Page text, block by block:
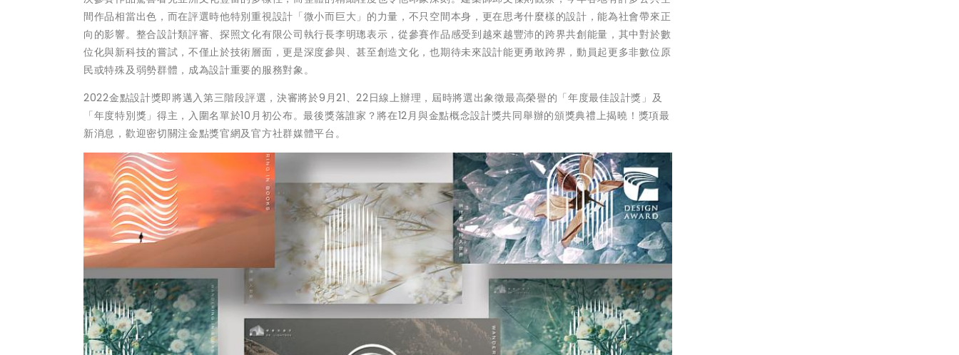
間作品相當出色，而在評選時他特別重視設計「微小而巨大」的力量，不只空間本身，更在思考什麼樣的設計，能為社會帶來正
向的影響。整合設計類評審、探照文化有限公司執行長李明璁表示，從參賽作品感受到越來越豐沛的跨界共創能量，其中對於數
位化與新科技的嘗試，不僅止於技術層面，更是深度參與、甚至創造文化，也期待未來設計能更勇敢跨界，動員起更多非數位原
民或特殊及弱勢群體，成為設計重要的服務對象。
2022金點設計獎即將邁入第三階段評選，決審將於9月21、22日線上辦理，屆時將選出象徵最高榮譽的「年度最佳設計獎」及
「年度特別獎」得主，入圍名單於10月初公布。最後獎落誰家？將在12月與金點概念設計獎共同舉辦的頒獎典禮上揭曉！獎項最
新消息，歡迎密切關注金點獎官網及官方社群媒體平台。